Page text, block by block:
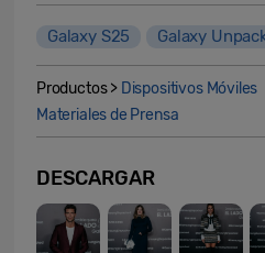
Galaxy S25 Galaxy
Productos > Dispositivos Móviles
Materiales de Prensa
DESCARGAR